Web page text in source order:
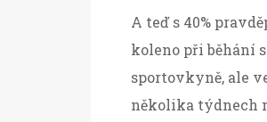
A teď s 40%
koleno při běhání
sportovkyně, ale
několika týdnech